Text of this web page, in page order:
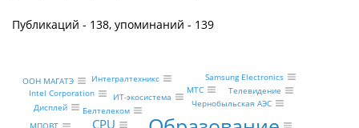
Публикаций - 138, упоминаний - 139
CPU
Чернобыльская АЭС
ИТ-экосистема
Intel Corporation
Белтелеком
Телевидение
Дисплей
Samsung Electronics
МТС
Интегралтехникс
ООН МАГАТЭ